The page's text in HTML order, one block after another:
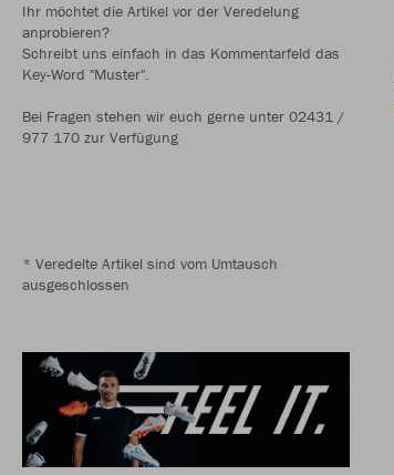
Ihr möchtet die Artikel vor der Veredelung
anprobieren?
Schreibt uns einfach in das Kommentarfeld das
Key-Word "Muster".
Bei Fragen stehen wir euch gerne unter 02431 /
977 170 zur Verfügung
* Veredelte Artikel sind vom Umtausch
ausgeschlossen